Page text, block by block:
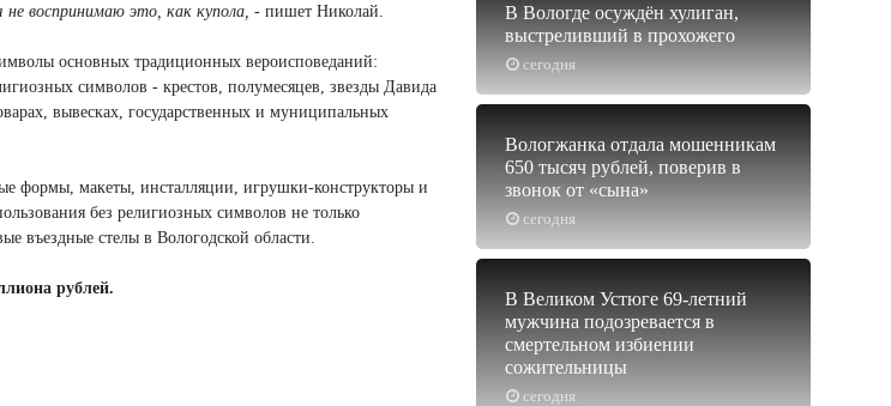
воспринимаю это, как купола, - пишет Николай.
основных традиционных вероисповеданий:
символов - крестов, полумесяцев, звезды Давида
вывесках, государственных и муниципальных
формы, макеты, инсталляции, игрушки-конструкторы и
без религиозных символов не только
въездные стелы в Вологодской области.
рублей.
сегодня
В Вологде осуждён хулиган,
выстреливший в прохожего
сегодня
Вологжанка отдала мошенникам
650 тысяч рублей, поверив в
звонок от «сына»
сегодня
В Великом Устюге 69-летний
мужчина подозревается в
смертельном избиении
сожительницы